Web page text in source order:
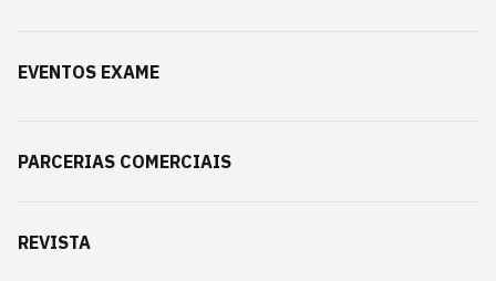
EVENTOS EXAME
PARCERIAS COMERCIAIS
REVISTA